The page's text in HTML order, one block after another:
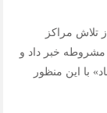
تلاش مراکز
مشروطه خبر داد و
با این منظور